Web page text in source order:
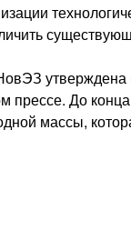
утверждена
прессе. До
массы,